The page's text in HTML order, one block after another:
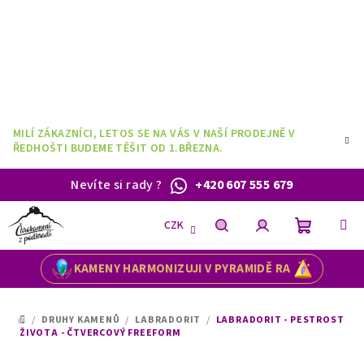
MILÍ ZÁKAZNÍCI, LETOS SE NA VÁS V NAŠÍ PRODEJNĚ V
ŘEDHOŠTI BUDEME TĚŠIT OD 1.BŘEZNA.
Nevíte si rady? +420 607 555 679
KAMENY HARMONIZUJI V PYRAMIDĚ RA
CZK
HledatPřihlášeníNákupní
DOMŮ
/ DRUHY KAMENŮ / LABRADORIT / LABRADORIT - PESTROST
ŽIVOTA - ČTVERCOVÝ FREEFORM